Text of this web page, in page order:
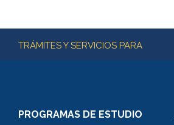
Más información
TRÁMITES Y SERVICIOS PARA
PROGRAMAS DE ESTUDIO